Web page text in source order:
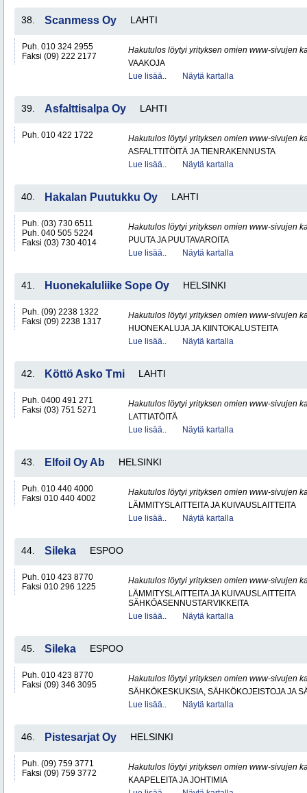
38. Scanmess Oy LAHTI
Puh. 010 324 2955
Faksi (09) 222 2177
Hakutulos löytyi yrityksen omien www-sivujen
VAAKOJA
Lue lisää..
Näytä kartalla
39. Asfalttisalpa Oy LAHTI
Puh. 010 422 1722
Hakutulos löytyi yrityksen omien www-sivujen
ASFALTTITÖITÄ JA TIENRAKENNUSTA
Lue lisää..
Näytä kartalla
40. Hakalan Puutukku Oy LAHTI
Puh. (03) 730 6511
Puh. 040 505 5224
Faksi (03) 730 4014
Hakutulos löytyi yrityksen omien www-sivujen
PUUTA JA PUUTAVAROITA
Lue lisää..
Näytä kartalla
41. Huonekaluliike Sope Oy HELSINKI
Puh. (09) 2238 1322
Faksi (09) 2238 1317
Hakutulos löytyi yrityksen omien www-sivujen
HUONEKALUJA JA KIINTOKALUSTEITA
Lue lisää..
Näytä kartalla
42. Köttö Asko Tmi LAHTI
Puh. 0400 491 271
Faksi (03) 751 5271
Hakutulos löytyi yrityksen omien www-sivujen
LATTIATÖITÄ
Lue lisää..
Näytä kartalla
43. Elfoil Oy Ab HELSINKI
Puh. 010 440 4000
Faksi 010 440 4002
Hakutulos löytyi yrityksen omien www-sivujen
LÄMMITYSLAITTEITA JA KUIVAUSLAITTEITA
Lue lisää..
Näytä kartalla
44. Sileka ESPOO
Puh. 010 423 8770
Faksi 010 296 1225
Hakutulos löytyi yrityksen omien www-sivujen
LÄMMITYSLAITTEITA JA KUIVAUSLAITTEITA
SÄHKÖASENNUSTARVIKKEITA
Lue lisää..
Näytä kartalla
45. Sileka ESPOO
Puh. 010 423 8770
Faksi (09) 346 3095
Hakutulos löytyi yrityksen omien www-sivujen
SÄHKÖKESKUKSIA, SÄHKÖKOJEISTOJA JA
Lue lisää..
Näytä kartalla
46. Pistesarjat Oy HELSINKI
Puh. (09) 759 3771
Faksi (09) 759 3772
Hakutulos löytyi yrityksen omien www-sivujen
KAAPELEITA JA JOHTIMIA